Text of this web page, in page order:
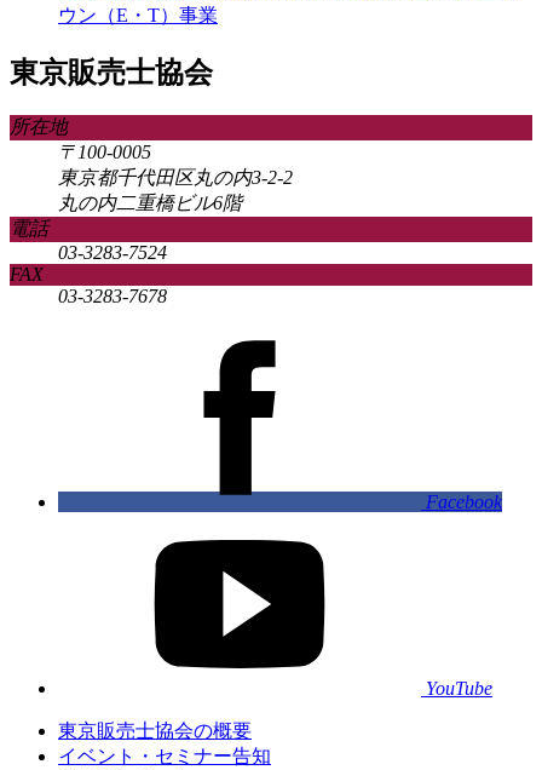
ウン（E・T）事業
東京販売士協会
所在地
〒100-0005
東京都千代田区丸の内3-2-2
丸の内二重橋ビル6階
電話
03-3283-7524
FAX
03-3283-7678
Facebook
YouTube
東京販売士協会の概要
イベント・セミナー告知